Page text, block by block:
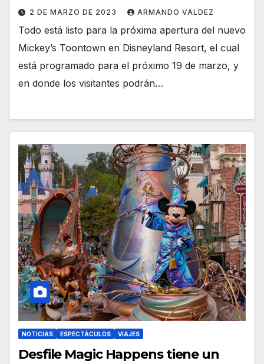
2 DE MARZO DE 2023 ARMANDO VALDEZ
Todo está listo para la próxima apertura del nuevo
Mickey’s Toontown en Disneyland Resort, el cual
está programado para el próximo 19 de marzo, y
en donde los visitantes podrán…
NOTICIAS ESPECTÁCULOS VIAJES
Desfile Magic Happens tiene un